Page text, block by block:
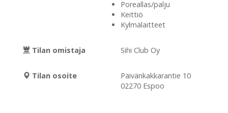
Poreallas/palju
Keittiö
Kylmälaitteet
Tilan omistaja Sihi Club Oy
Tilan osoite
Päivänkakkarantie 10
02270 Espoo